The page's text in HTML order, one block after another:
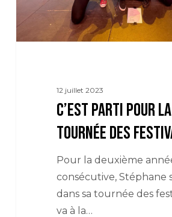
12 juillet 2023
C’est parti pour la
tournée des
Pour la deuxième
consécutive, Stéphane
dans sa tournée des
va à la…